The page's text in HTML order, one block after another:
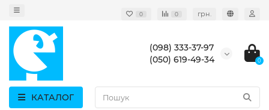
0 0 грн.
(098) 333-37-97
(050) 619-49-34
0
КАТАЛОГ